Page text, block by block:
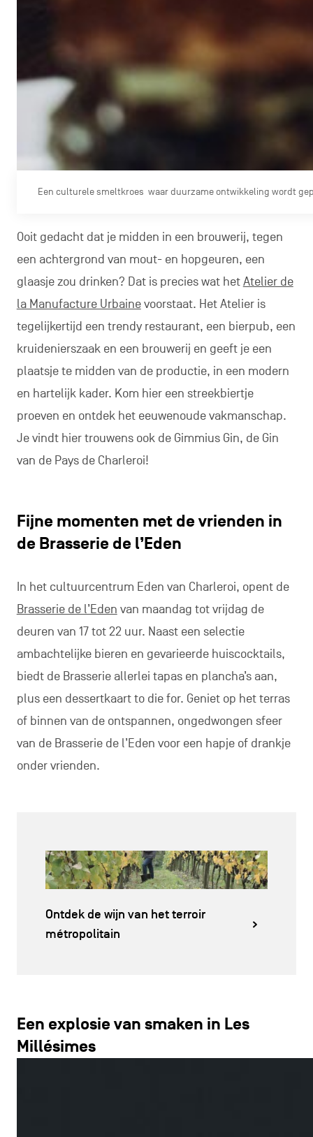
Een culturele smeltkroes waar duurzame ontwikkeling wordt
Ooit gedacht dat je midden in een brouwerij, tegen
een achtergrond van mout- en hopgeuren, een
glaasje zou drinken? Dat is precies wat hetAtelier de
la Manufacture Urbainevoorstaat. Het Atelier is
tegelijkertijd een trendy restaurant, een bierpub, een
kruidenierszaak en een brouwerij en geeft je een
plaatsje te midden van de productie, in een modern
en hartelijk kader. Kom hier een streekbiertje
proeven en ontdek het eeuwenoude vakmanschap.
Je vindt hier trouwens ook de Gimmius Gin, de Gin
van de Pays de Charleroi!
Fijne momenten met de vrienden in
de Brasserie de l’Eden
In het cultuurcentrum Eden van Charleroi, opent de
Brasserie de l’Eden van maandag tot vrijdag de
deuren van 17 tot 22 uur. Naast een selectie
ambachtelijke bieren en gevarieerde huiscocktails,
biedt de Brasserie allerlei tapas en plancha’s aan,
plus een dessertkaart to die for. Geniet op het terras
of binnen van de ontspannen, ongedwongen sfeer
van de Brasserie de l’Eden voor een hapje of drankje
onder vrienden.
Ontdek de wijn van het terroir
métropolitain
Een explosie van smaken in Les
Millésimes